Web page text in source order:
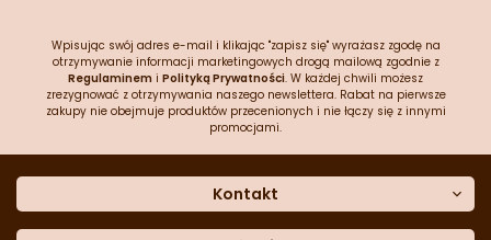
Wpisując swój adres e-mail i klikając "zapisz się" wyrażasz zgodę na
otrzymywanie informacji marketingowych drogą mailową zgodnie z
Regulaminem i Polityką Prywatności. W każdej chwili możesz
zrezygnować z otrzymywania naszego newslettera. Rabat na pierwsze
zakupy nie obejmuje produktów przecenionych i nie łączy się z innymi
promocjami.
Kontakt